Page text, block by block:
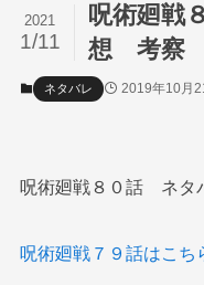
呪術廻
想 考察
2021
1/11
ネタバレ 2019年10月
呪術廻戦８０話 ネ
呪術廻戦７９話はこち